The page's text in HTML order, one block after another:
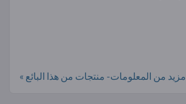
مزيد من المعلومات- منتجات من هذا البائع »